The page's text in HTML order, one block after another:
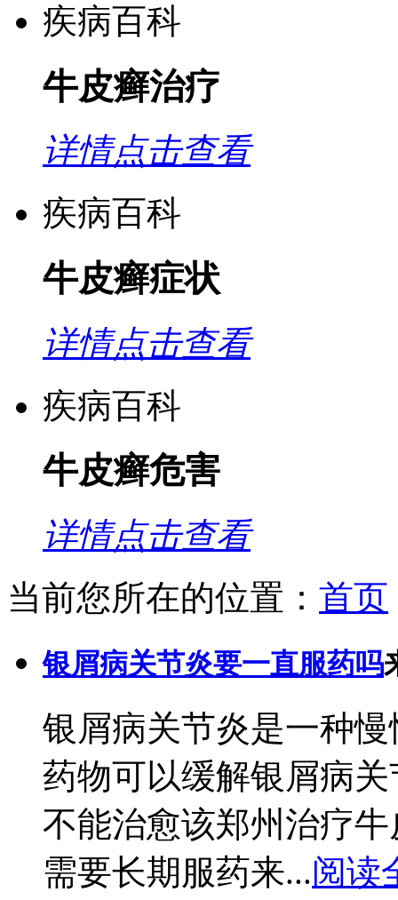
疾病百科
牛皮癣治疗
详情点击查看
疾病百科
牛皮癣症状
详情点击查看
疾病百科
牛皮癣危害
详情点击查看
当前您所在的位置： 首页
银屑病关节炎要一直服药吗
银屑病关节炎是一种
药物可以缓解银屑病
不能治愈该郑州治疗
需要长期服药来...阅读